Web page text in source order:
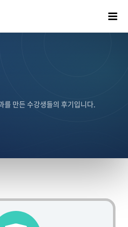
를 만든 수강생들의 후기입니다.